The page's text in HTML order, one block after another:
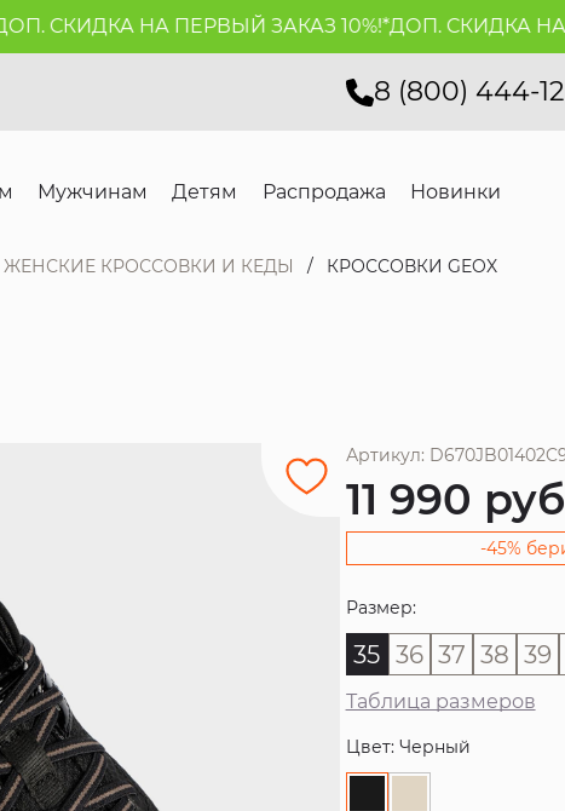
СКИДКА НА ПЕРВЫЙ ЗАКАЗ 10%!*ДОП. СКИДКА НА
8 (800) 444-
Мужчинам Детям Распродажа Новинки
ЖЕНСКИЕ КРОССОВКИ И КЕДЫ КРОССОВКИ GEOX
Артикул:
11 990
-45%
Размер:
35 36 37 38 39
Таблица размеров
Цвет: Черный